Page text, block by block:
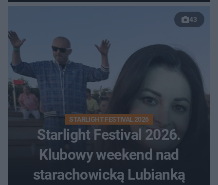
43
STARLIGHT FESTIVAL 2026
Starlight Festival 2026.
Klubowy weekend nad
starachowicką Lubianką